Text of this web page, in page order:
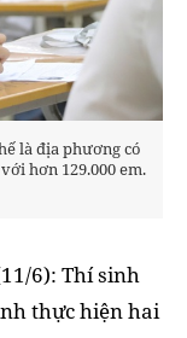
là địa phương có
hơn 129.000 em.
6): Thí sinh
thực hiện hai